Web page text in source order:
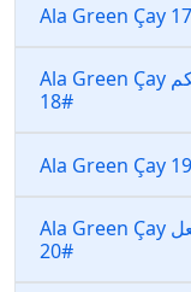
Ala Green Çay ما هي سياسة الإرجاع والاستبدال لديكم
#18
Ala Green Çay وصل طلبي ناقصًا، ماذا علي أن أفعل
#20